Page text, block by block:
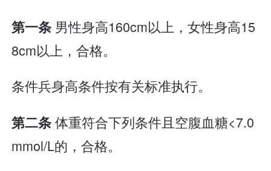
第一条 男性身高160cm以上，女性身高15
8cm以上，合格。
条件兵身高条件按有关标准执行。
第二条体重符合下列条件且空腹血糖<7.0
mmol/L的，合格。